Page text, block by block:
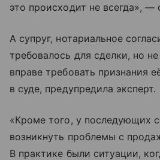
это происходит не всегда», —
А супруг, нотариальное
требовалось для сделки, но
вправе требовать признания
в суде, предупредила эксперт.
«Кроме того, у последующих
возникнуть проблемы с
В практике были ситуации,